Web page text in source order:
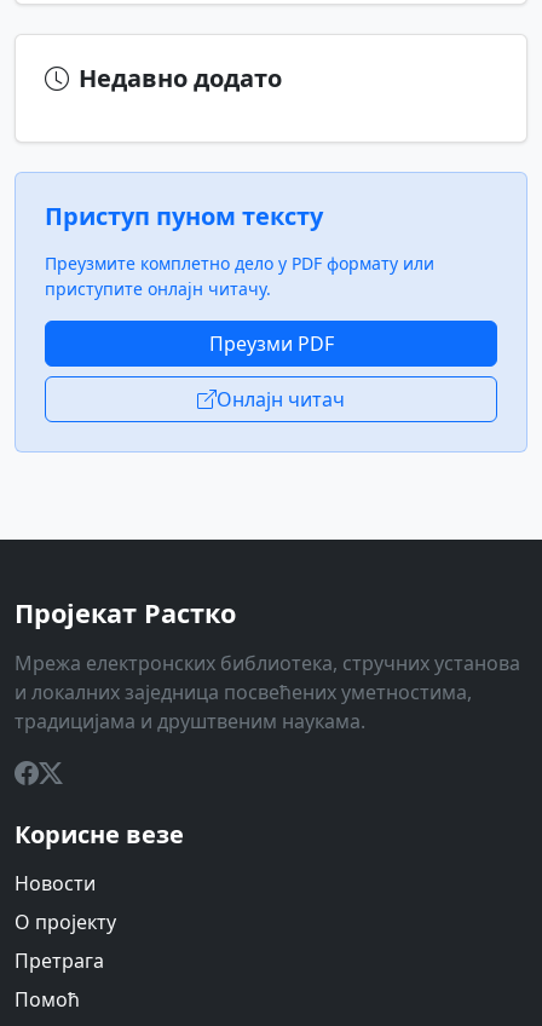
Недавно додато
Приступ пуном тексту
Преузмите комплетно дело у PDF формату или
приступите онлајн читачу.
Преузми PDF
Онлајн читач
Пројекат Растко
Мрежа електронских библиотека, стручних установа
и локалних заједница посвећених уметностима,
традицијама и друштвеним наукама.
Корисне везе
Новости
О пројекту
Претрага
Помоћ